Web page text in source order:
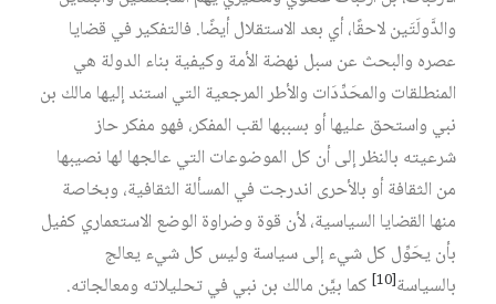
والدَّولَتَين لاحقًا، أي بعد الاستقلال أيضًا. فالتفكير في قضايا
عصره والبحث عن سبل نهضة الأمة وكيفية بناء الدولة هي
المنطلقات والمحَدِّدَات والأطر المرجعية التي استند إليها مالك بن
نبي واستحق عليها أو بسببها لقب المفكر، فهو مفكر حاز
شرعيته بالنظر إلى أن كل الموضوعات التي عالجها لها نصيبها
من الثقافة أو بالأحرى اندرجت في المسألة الثقافية، وبخاصة
منها القضايا السياسية، لأن قوة وضراوة الوضع الاستعماري كفيل
بأن يحَوِّل كل شيء إلى سياسة وليس كل شيء يعالج
بالسياسة[10]
كما بيَّن مالك بن نبي في تحليلاته ومعالجاته.